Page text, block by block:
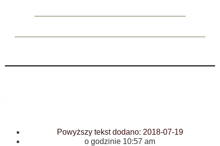
.
Powyższy tekst dodano: 2018-07-19
o godzinie 10:57 am